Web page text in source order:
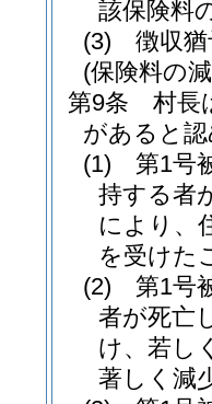
該保険料
(3)
徴収
(保険料の
第9条
村長
があると
(1)
第1号
持する者
により、
を受けた
(2)
第1号
者が死亡
け、若し
著しく減